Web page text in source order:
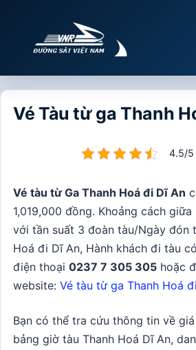
Vé Tàu từ ga Thanh
4.5/5
Vé tàu từ Ga Thanh Hoá đi Dĩ An
1,019,000 đồng. Khoảng cách giữa
với tần suất 3 đoàn tàu/Ngày đón
Hoá đi Dĩ An, Hành khách đi tàu
điện thoại 0237 7 305 305 hoặc
website: Vé tàu từ ga Thanh Hoá
Bạn có thể tra cứu thông tin về
bảng giờ tàu Thanh Hoá Dĩ An,